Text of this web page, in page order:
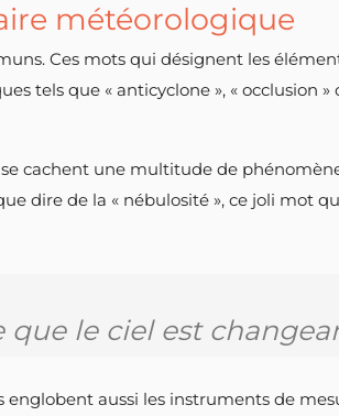
météorologique
Ces mots qui désignent les
tels que « anticyclone », « occlusion »
cachent une multitude de
dire de la « nébulosité », ce joli mot
que le ciel est
aussi les instruments de